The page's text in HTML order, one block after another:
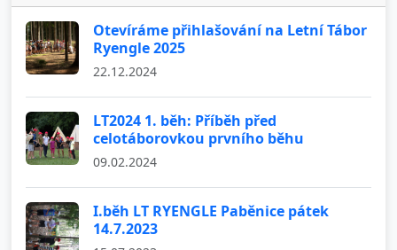
Otevíráme přihlašování na Letní Tábor
Ryengle 2025
22.12.2024
LT2024 1. běh: Příběh před
celotáborovkou prvního běhu
09.02.2024
I.běh LT RYENGLE Paběnice pátek
14.7.2023